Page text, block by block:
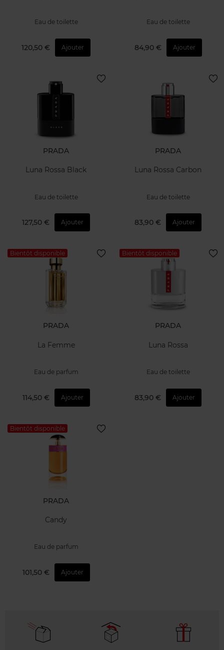
Eau de toilette
120,50 € Ajouter
Eau de toilette
84,90 € Ajouter
PRADA
Luna Rossa Black
Eau de toilette
127,50 € Ajouter
PRADA
Luna Rossa Carbon
Eau de toilette
83,90 € Ajouter
Bientôt disponible
PRADA
La Femme
Eau de parfum
114,50 € Ajouter
Bientôt disponible
PRADA
Luna Rossa
Eau de toilette
83,90 € Ajouter
Bientôt disponible
PRADA
Candy
Eau de parfum
101,50 € Ajouter